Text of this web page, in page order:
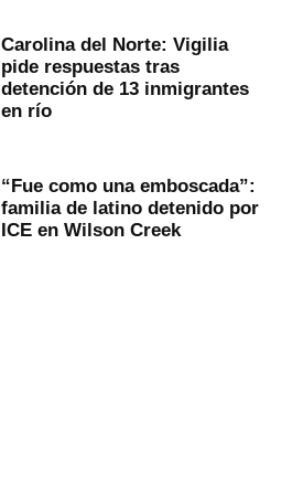
Carolina del Norte: Vigilia
pide respuestas tras
detención de 13 inmigrantes
en río
“Fue como una emboscada”:
familia de latino detenido por
ICE en Wilson Creek